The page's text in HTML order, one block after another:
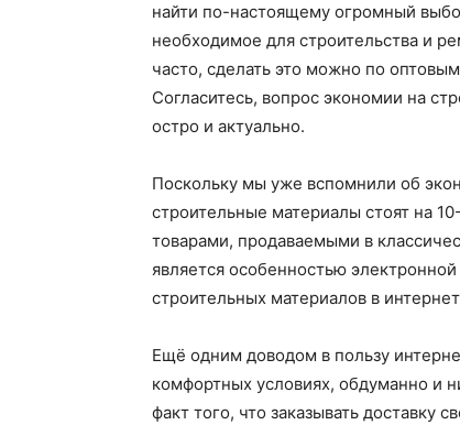
найти по-настоящему огромный
необходимое для строительства и
часто, сделать это можно по
Согласитесь, вопрос экономии на
остро и актуально.
Поскольку мы уже вспомнили об
строительные материалы стоят на
товарами, продаваемыми в
является особенностью
строительных материалов в
Ещё одним доводом в пользу
комфортных условиях, обдуманно и
факт того, что заказывать доставку